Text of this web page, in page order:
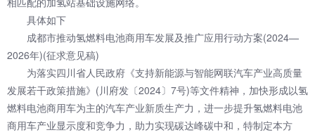
具体如下
成都市推动氢燃料电池商用车发展及推广应用行动方案(2024—
2026年)(征求意见稿)
为落实四川省人民政府《支持新能源与智能网联汽车产业高质量
发展若干政策措施》(川府发〔2024〕7号)等文件精神，加快形成以氢
燃料电池商用车为主的汽车产业新质生产力，进一步提升氢燃料电池
商用车产业显示度和竞争力，助力实现碳达峰碳中和，特制定本方